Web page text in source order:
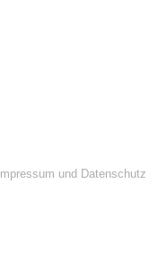
Impressum und Datenschutz